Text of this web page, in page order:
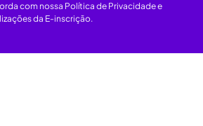
com nossa Política de Privacidade e
da E-inscrição.